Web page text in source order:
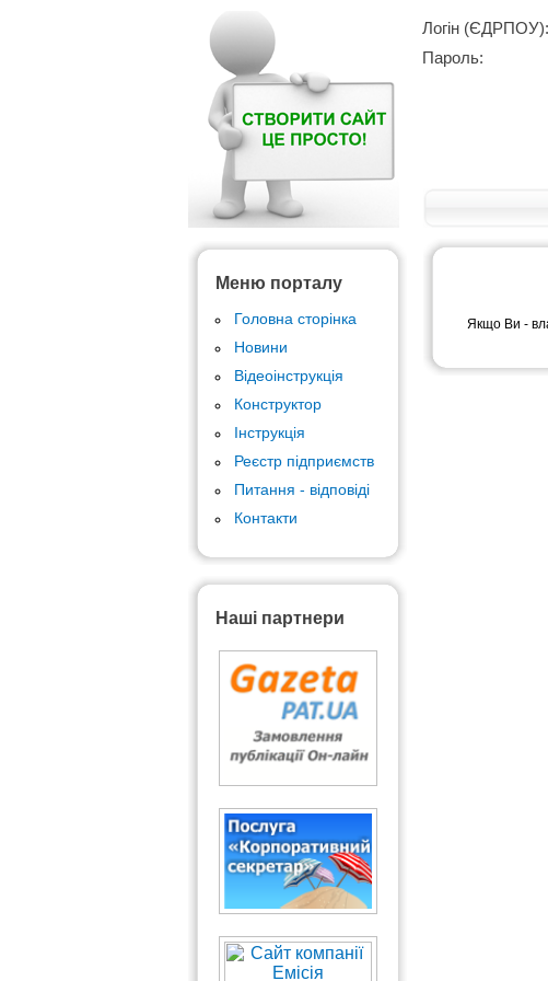
Логін (ЄДРПОУ):
Пароль:
Меню порталу
Головна сторінка
Новини
Відеоінструкція
Конструктор
Інструкція
Реєстр підприємств
Питання - відповіді
Контакти
Наші партнери
Якщо Ви -